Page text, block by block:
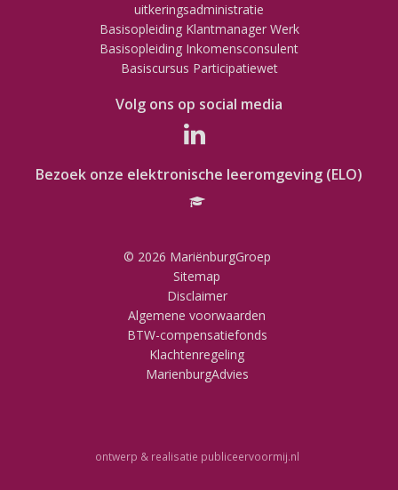
uitkeringsadministratie
Basisopleiding Klantmanager Werk
Basisopleiding Inkomensconsulent
Basiscursus Participatiewet
Volg ons op social media
Bezoek onze elektronische leeromgeving (ELO)
© 2026 MariënburgGroep
Sitemap
Disclaimer
Algemene voorwaarden
BTW-compensatiefonds
Klachtenregeling
MarienburgAdvies
ontwerp & realisatie publiceervoormij.nl